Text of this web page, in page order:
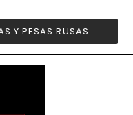
Y PESAS RUSAS